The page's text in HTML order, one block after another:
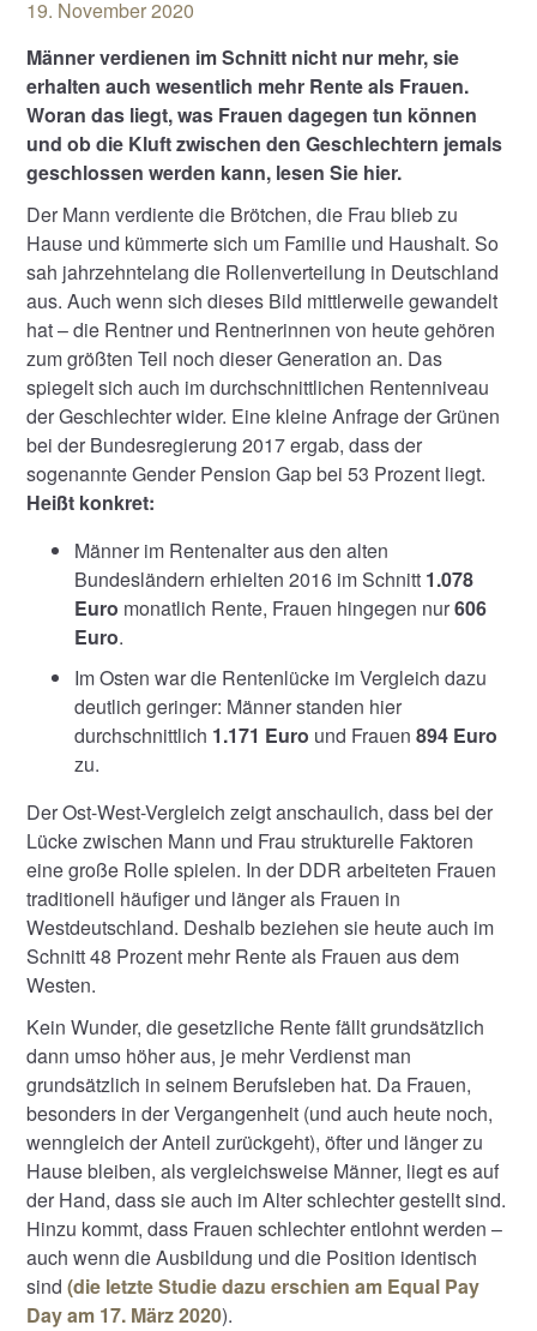
19. November 2020
Männer verdienen im Schnitt nicht nur mehr, sie
erhalten auch wesentlich mehr Rente als Frauen.
Woran das liegt, was Frauen dagegen tun können
und ob die Kluft zwischen den Geschlechtern jemals
geschlossen werden kann, lesen Sie hier.
Der Mann verdiente die Brötchen, die Frau blieb zu
Hause und kümmerte sich um Familie und Haushalt. So
sah jahrzehntelang die Rollenverteilung in Deutschland
aus. Auch wenn sich dieses Bild mittlerweile gewandelt
hat – die Rentner und Rentnerinnen von heute gehören
zum größten Teil noch dieser Generation an. Das
spiegelt sich auch im durchschnittlichen Rentenniveau
der Geschlechter wider. Eine kleine Anfrage der Grünen
bei der Bundesregierung 2017 ergab, dass der
sogenannte Gender Pension Gap bei 53 Prozent liegt.
Heißt konkret:
Männer im Rentenalter aus den alten
Bundesländern erhielten 2016 im Schnitt 1.078
Euro monatlich Rente, Frauen hingegen nur606
Euro.
Im Osten war die Rentenlücke im Vergleich dazu
deutlich geringer: Männer standen hier
durchschnittlich 1.171 Euro und Frauen894 Euro
zu.
Der Ost-West-Vergleich zeigt anschaulich, dass bei der
Lücke zwischen Mann und Frau strukturelle Faktoren
eine große Rolle spielen. In der DDR arbeiteten Frauen
traditionell häufiger und länger als Frauen in
Westdeutschland. Deshalb beziehen sie heute auch im
Schnitt 48 Prozent mehr Rente als Frauen aus dem
Westen.
Kein Wunder, die gesetzliche Rente fällt grundsätzlich
dann umso höher aus, je mehr Verdienst man
grundsätzlich in seinem Berufsleben hat. Da Frauen,
besonders in der Vergangenheit (und auch heute noch,
wenngleich der Anteil zurückgeht), öfter und länger zu
Hause bleiben, als vergleichsweise Männer, liegt es auf
der Hand, dass sie auch im Alter schlechter gestellt sind.
Hinzu kommt, dass Frauen schlechter entlohnt werden –
auch wenn die Ausbildung und die Position identisch
sind(die letzte Studie dazu erschien am Equal Pay
Day am 17. März 2020).